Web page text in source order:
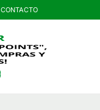
CONTACTO